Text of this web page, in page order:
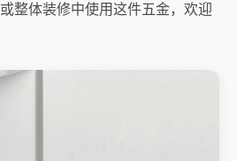
或整体装修中使用这件五金，欢迎